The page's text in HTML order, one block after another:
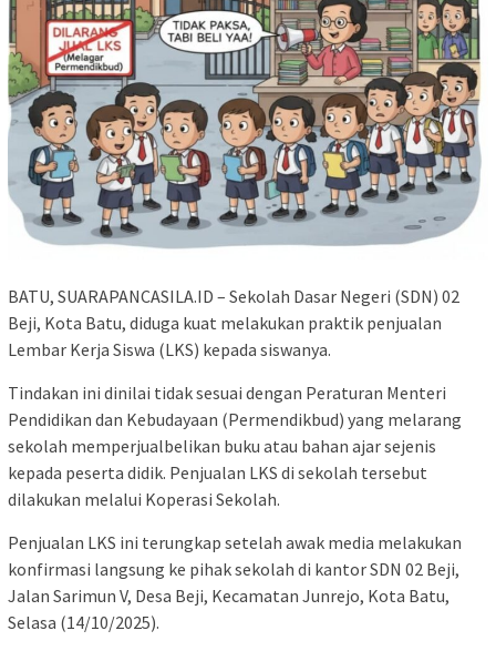
BATU, SUARAPANCASILA.ID – Sekolah Dasar Negeri (SDN) 02
Beji, Kota Batu, diduga kuat melakukan praktik penjualan
Lembar Kerja Siswa (LKS) kepada siswanya.
Tindakan ini dinilai tidak sesuai dengan Peraturan Menteri
Pendidikan dan Kebudayaan (Permendikbud) yang melarang
sekolah memperjualbelikan buku atau bahan ajar sejenis
kepada peserta didik. Penjualan LKS di sekolah tersebut
dilakukan melalui Koperasi Sekolah.
​Penjualan LKS ini terungkap setelah awak media melakukan
konfirmasi langsung ke pihak sekolah di kantor SDN 02 Beji,
Jalan Sarimun V, Desa Beji, Kecamatan Junrejo, Kota Batu,
Selasa (14/10/2025).